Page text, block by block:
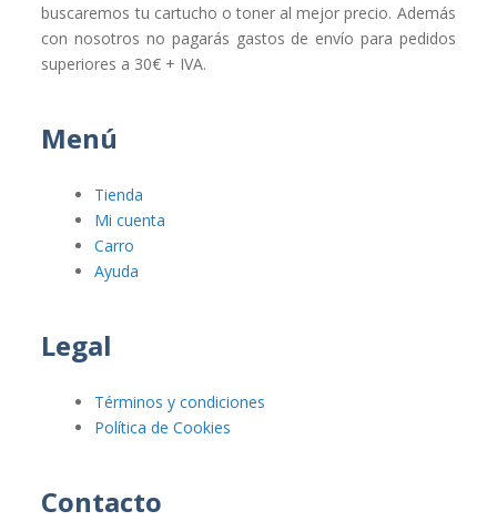
buscaremos tu cartucho o toner al mejor precio. Además
con nosotros no pagarás gastos de envío para pedidos
superiores a 30€ + IVA.
Menú
Tienda
Mi cuenta
Carro
Ayuda
Legal
Términos y condiciones
Política de Cookies
Contacto